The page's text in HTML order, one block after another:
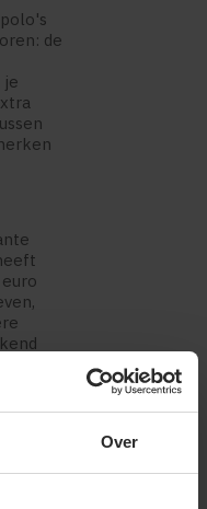
Over
de
je